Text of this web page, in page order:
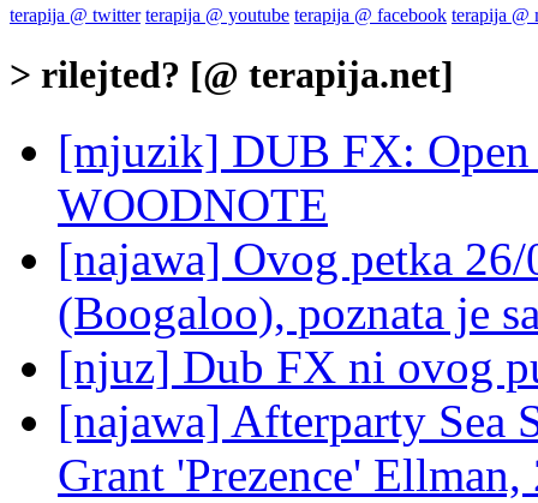
terapija @ twitter terapija @ youtube terapija @ facebook terapija @
> rilejted? [@ terapija.net]
[mjuzik] DUB FX: Open
WOODNOTE
[najawa] Ovog petka
(Boogaloo), poznata je
[njuz] Dub FX ni ovog
[najawa] Afterparty Sea
Grant 'Prezence'